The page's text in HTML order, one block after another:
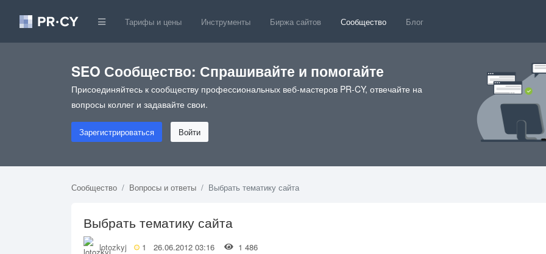
Тарифы и цены Инструменты Биржа сайтов Сообщество Блог
SEO Сообщество: Спрашивайте и помогайте
Присоединяйтесь к сообществу профессиональных веб-мастеров PR-CY, отвечайте на
вопросы коллег и задавайте свои.
Зарегистрироваться Войти
Сообщество Вопросы и ответы Выбрать тематику сайта
Выбрать тематику сайта
lotozkyj 1 26.06.2012 03:16 1 486